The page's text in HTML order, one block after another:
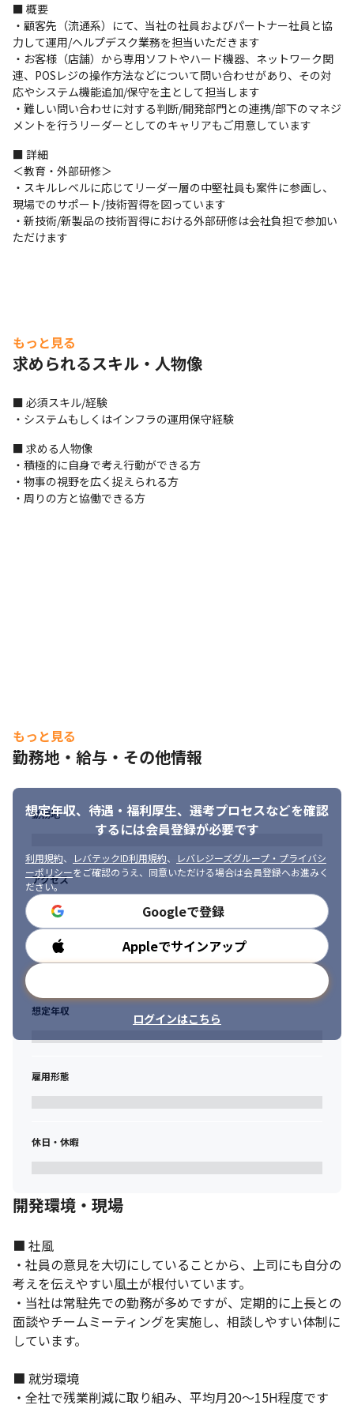
■ 概要
・顧客先（流通系）にて、当社の社員およびパートナー社員と協
力して運用/ヘルプデスク業務を担当いただきます
・お客様（店舗）から専用ソフトやハード機器、ネットワーク関
連、POSレジの操作方法などについて問い合わせがあり、その対
応やシステム機能追加/保守を主として担当します
・難しい問い合わせに対する判断/開発部門との連携/部下のマネジ
メントを行うリーダーとしてのキャリアもご用意しています
■ 詳細
＜教育・外部研修＞
・スキルレベルに応じてリーダー層の中堅社員も案件に参画し、
現場でのサポート/技術習得を図っています
・新技術/新製品の技術習得における外部研修は会社負担で参加い
ただけます
もっと見る
求められるスキル・人物像
■ 必須スキル/経験
・システムもしくはインフラの運用保守経験
■ 求める人物像
・積極的に自身で考え行動ができる方
・物事の視野を広く捉えられる方
・周りの方と協働できる方
もっと見る
勤務地・給与・その他情報
想定年収、待遇・福利厚生、 選考プロセスなどを確認
するには会員登録が必要です
利用規約、 レバテックID利用規約、
レバレジーズグループ・プライバシ
ーポリシーをご確認のうえ、同意いただける場合は会員登録へお進みく
ださい。
Googleで登録
Appleでサインアップ
ログインはこちら
勤務地
アクセス
勤務時間
想定年収
雇用形態
休日・休暇
開発環境・現場
■ 社風
・社員の意見を大切にしていることから、上司にも自分の
考えを伝えやすい風土が根付いています。
・当社は常駐先での勤務が多めですが、定期的に上長との
面談やチームミーティングを実施し、相談しやすい体制に
しています。
■ 就労環境
・全社で残業削減に取り組み、平均月20～15H程度です